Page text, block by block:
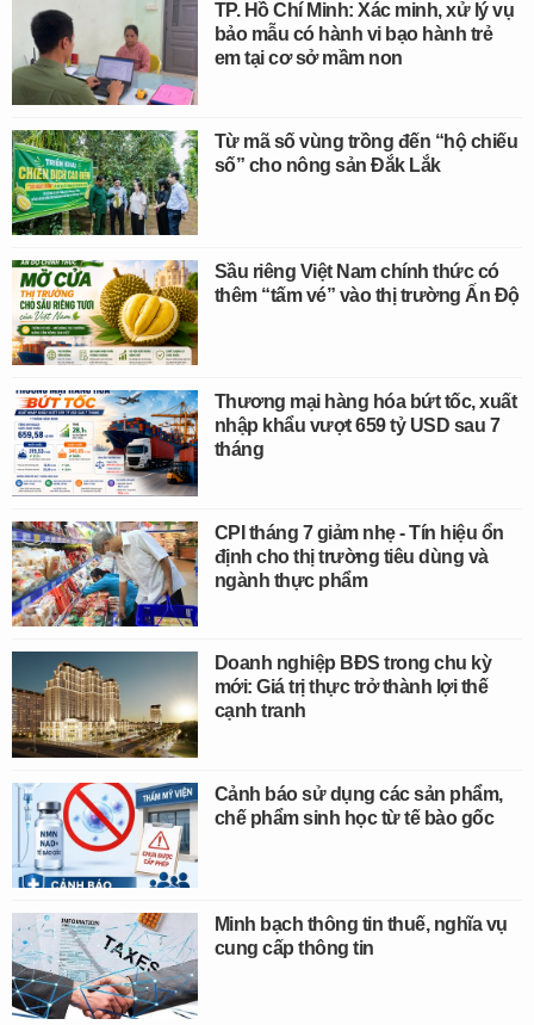
TP. Hồ Chí Minh: Xác minh, xử lý vụ
bảo mẫu có hành vi bạo hành trẻ
em tại cơ sở mầm non
Từ mã số vùng trồng đến “hộ chiếu
số” cho nông sản Đắk Lắk
Sầu riêng Việt Nam chính thức có
thêm “tấm vé” vào thị trường Ấn Độ
Thương mại hàng hóa bứt tốc, xuất
nhập khẩu vượt 659 tỷ USD sau 7
tháng
CPI tháng 7 giảm nhẹ - Tín hiệu ổn
định cho thị trường tiêu dùng và
ngành thực phẩm
Doanh nghiệp BĐS trong chu kỳ
mới: Giá trị thực trở thành lợi thế
cạnh tranh
Cảnh báo sử dụng các sản phẩm,
chế phẩm sinh học từ tế bào gốc
Minh bạch thông tin thuế, nghĩa vụ
cung cấp thông tin